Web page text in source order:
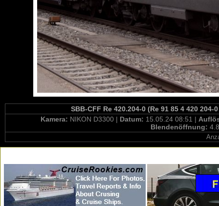
SBB-CFF Re 420.204-0 (Re 91 85 4 420
Kamera: NIKON D3300 | Datum: 15.05.24 08:51 |
Blendenöffnung: